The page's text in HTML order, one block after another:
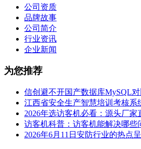
公司资质
品牌故事
公司简介
行业资讯
企业新闻
为您推荐
信创避不开国产数据库MySQL
江西省安全生产智慧培训考核系
2026年选访客机必看：源头厂家
访客机科普：访客机能解决哪
2026年6月11日安防行业的热点